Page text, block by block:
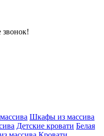
звонок!
Шкафы из массива
Детские кровати Белая